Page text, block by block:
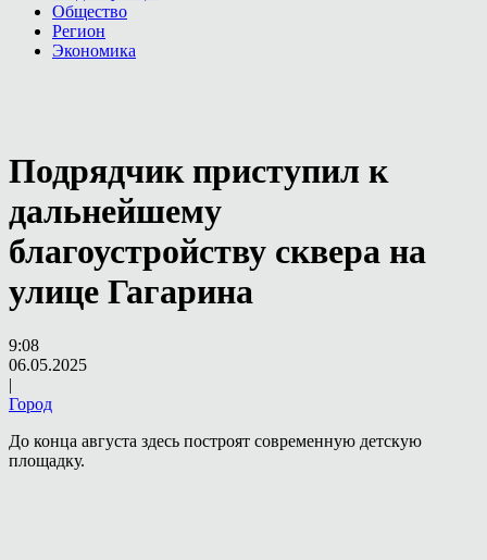
Общество
Регион
Экономика
Подрядчик приступил к
дальнейшему
благоустройству сквера на
улице Гагарина
9:08
06.05.2025
|
Город
До конца августа здесь построят современную детскую
площадку.